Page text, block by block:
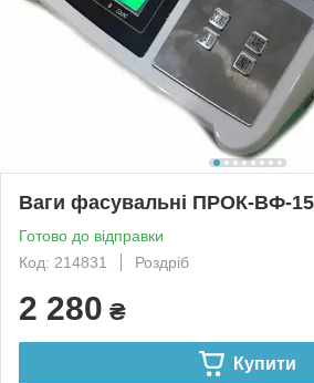
Ваги фасувальні ПРОК-ВФ-15
Готово до відправки
Код: 214831
Роздріб
2 280 ₴
Купити